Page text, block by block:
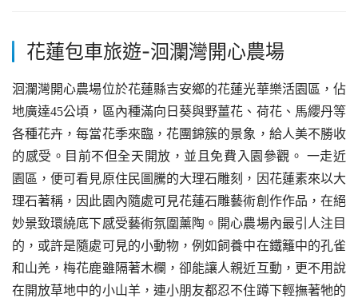
花蓮包車旅遊-洄瀾灣開心農場
洄瀾灣開心農場位於花蓮縣吉安鄉的花蓮光華樂活園區，佔
地廣達45公頃，區內種滿向日葵與野薑花、荷花、馬纓丹等
各種花卉，每當花季來臨，花團錦簇的景象，給人美不勝收
的感受。目前不但全天開放，並且免費入園參觀。 一走近
園區，便可看見原住民圖騰的大理石雕刻，因花蓮素來以大
理石著稱，因此園內隨處可見花蓮石雕藝術創作作品，在絕
妙景致環繞底下感受藝術氛圍薰陶。開心農場內最引人注目
的，或許是隨處可見的小動物，例如飼養中在鐵籬中的孔雀
和山羌，梅花鹿雖隔著木欄，卻能讓人親近互動，更不用說
在開放草地中的小山羊，連小朋友都忍不住蹲下輕撫著牠的